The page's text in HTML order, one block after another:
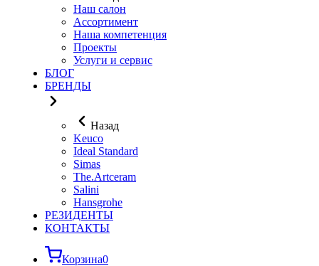
Наш салон
Ассортимент
Наша компетенция
Проекты
Услуги и сервис
БЛОГ
БРЕНДЫ
Назад
Keuco
Ideal Standard
Simas
The.Artceram
Salini
Hansgrohe
РЕЗИДЕНТЫ
КОНТАКТЫ
Корзина0